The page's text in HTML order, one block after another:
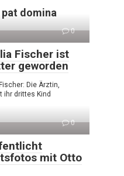
domina
0
Fischer ist
geworden
Die Ärztin,
ihr drittes Kind
0
mit Otto